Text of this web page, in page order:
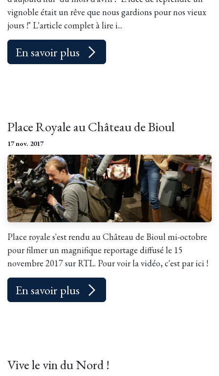
vignoble était un rêve que nous gardions pour nos vieux
jours !" L'article complet à lire i...
En savoir plus
Place Royale au Château de Bioul
17 nov. 2017
Place royale s'est rendu au Château de Bioul mi-octobre
pour filmer un magnifique reportage diffusé le 15
novembre 2017 sur RTL. Pour voir la vidéo, c'est par ici !
En savoir plus
Vive le vin du Nord !